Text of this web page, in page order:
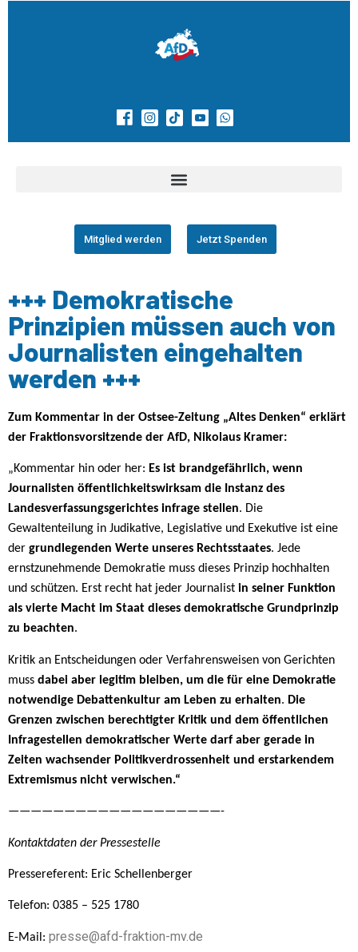
Mitglied werden Jetzt Spenden
+++ Demokratische
Prinzipien müssen auch von
Journalisten eingehalten
werden +++
Zum Kommentar in der Ostsee-Zeitung „Altes Denken“ erklärt
der Fraktionsvorsitzende der AfD, Nikolaus Kramer:
„Kommentar hin oder her: Es ist brandgefährlich, wenn
Journalisten öffentlichkeitswirksam die Instanz des
Landesverfassungsgerichtes infrage stellen. Die
Gewaltenteilung in Judikative, Legislative und Exekutive ist eine
der grundlegenden Werte unseres Rechtsstaates. Jede
ernstzunehmende Demokratie muss dieses Prinzip hochhalten
und schützen. Erst recht hat jeder Journalist in seiner Funktion
als vierte Macht im Staat dieses demokratische Grundprinzip
zu beachten.
Kritik an Entscheidungen oder Verfahrensweisen von Gerichten
muss dabei aber legitim bleiben, um die für eine Demokratie
notwendige Debattenkultur am Leben zu erhalten. Die
Grenzen zwischen berechtigter Kritik und dem öffentlichen
Infragestellen demokratischer Werte darf aber gerade in
Zeiten wachsender Politikverdrossenheit und erstarkendem
Extremismus nicht verwischen.“
———————————————————-
Kontaktdaten der Pressestelle
Pressereferent: Eric Schellenberger
Telefon: 0385 – 525 1780
E-Mail: presse@afd-fraktion-mv.de